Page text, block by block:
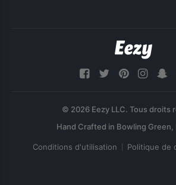
© 2026 Eezy LLC. Tous droits
Conditions d'utilisation Politique de